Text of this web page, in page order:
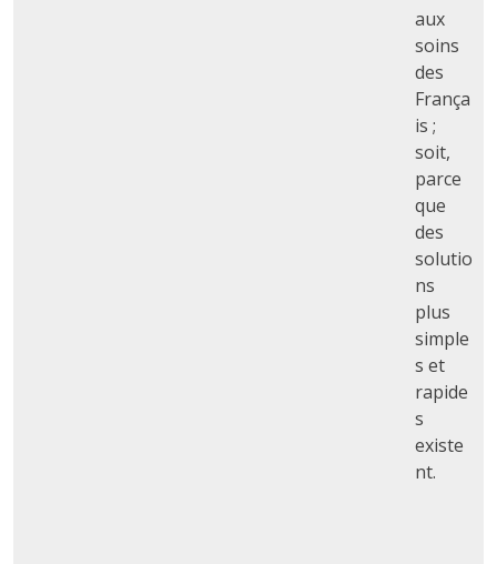
aux
soins
des
França
is ;
soit,
parce
que
des
solutio
ns
plus
simple
s et
rapide
s
existe
nt.